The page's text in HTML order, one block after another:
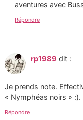
aventures avec
Répondre
rp1989 dit :
Je prends note.
« Nymphéas noirs » :).
Répondre